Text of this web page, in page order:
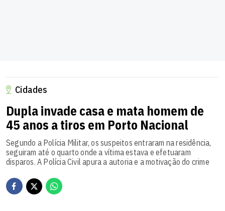
Cidades
Dupla invade casa e mata homem de
45 anos a tiros em Porto Nacional
Segundo a Polícia Militar, os suspeitos entraram na residência,
seguiram até o quarto onde a vítima estava e efetuaram
disparos. A Polícia Civil apura a autoria e a motivação do crime